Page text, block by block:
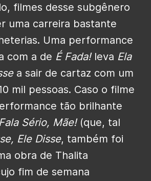
filmes desse subgênero
uma carreira bastante
Uma performance
com a de É Fada!leva Ela
a sair de cartaz com um
mil pessoas. Caso o filme
tão brilhante
Fala Sério, Mãe! (que, tal
Ele Disse, também foi
obra de Thalita
fim de semana